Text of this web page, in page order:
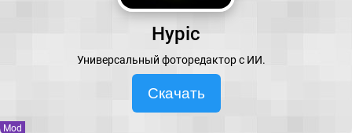
Hypic
Универсальный фоторедактор с ИИ.
Скачать
Mod